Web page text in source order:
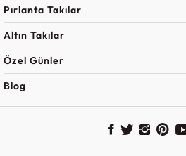
Pırlanta Takılar
Altın Takılar
Özel Günler
Blog